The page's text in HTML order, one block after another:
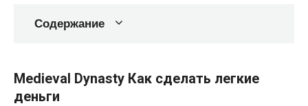
Содержание
Medieval Dynasty Как сделать легкие
деньги